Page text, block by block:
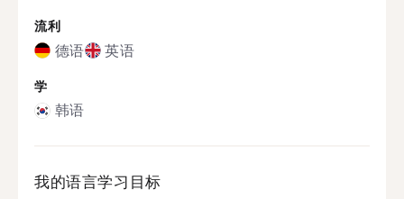
流利
德语 英语
学
韩语
我的语言学习目标